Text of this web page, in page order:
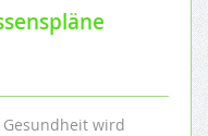
wird